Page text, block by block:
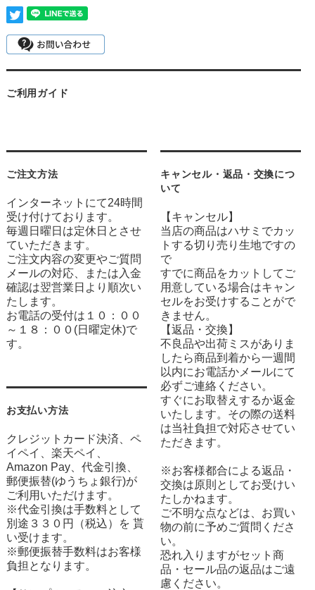
ご利用ガイド
ご注文方法
インターネットにて24時間
受け付けております。
毎週日曜日は定休日とさせ
ていただきます。
ご注文内容の変更やご質問
メールの対応、または入金
確認は翌営業日より順次い
たします。
お電話の受付は１０：００
～１８：００(日曜定休)で
す。
お支払い方法
クレジットカード決済、ペ
イペイ、楽天ペイ、
Amazon Pay、代金引換、
郵便振替(ゆうちょ銀行)が
ご利用いただけます。
※代金引換は手数料として
別途３３０円（税込）を 貰
い受けます。
※郵便振替手数料はお客様
負担となります。
キャンセル・返品・交換につ
いて
【キャンセル】
当店の商品はハサミでカッ
トする切り売り生地ですの
で
すでに商品をカットしてご
用意している場合はキャン
セルをお受けすることがで
きません。
【返品・交換】
不良品や出荷ミスがありま
したら商品到着から一週間
以内にお電話かメールにて
必ずご連絡ください。
すぐにお取替えするか返金
いたします。その際の送料
は当社負担で対応させてい
ただきます。
※お客様都合による返品・
交換は原則としてお受けい
たしかねます。
ご不明な点などは、お買い
物の前に予めご質問くださ
い。
恐れ入りますがセット商
品・セール品の返品はご遠
慮ください。